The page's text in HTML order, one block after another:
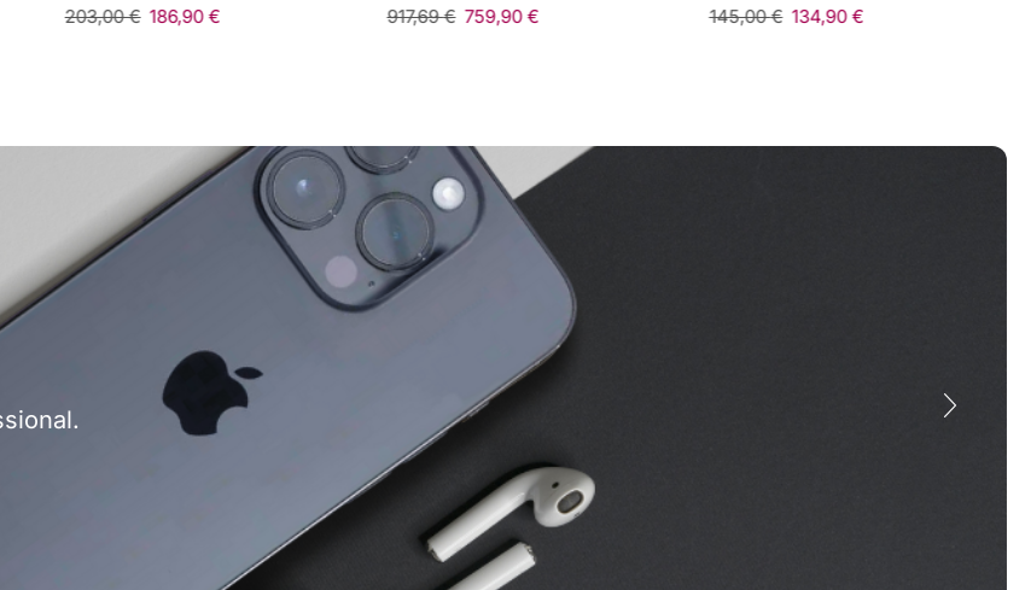
203,00€ 186,90€ 917,69€ 759,90€ 145,00€ 134,90€